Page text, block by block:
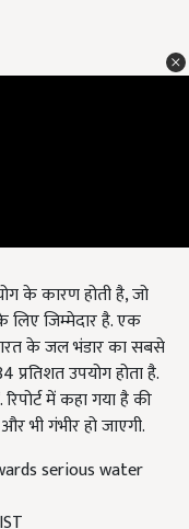
के कारण होती है, जो
लिए जिम्मेदार है. एक
के जल भंडार का सबसे
उपयोग होता है.
में कहा गया है की
भी गंभीर हो जाएगी.
serious water